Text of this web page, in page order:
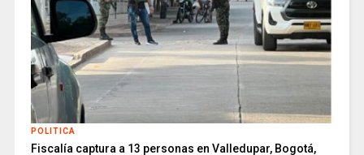
POLITICA
Fiscalía captura a 13 personas en Valledupar, Bogotá,